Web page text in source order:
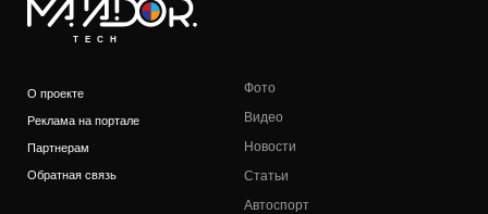
TECH
О проекте
Реклама на портале
Партнерам
Обратная связь
Фото
Видео
Новости
Статьи
Автоспорт